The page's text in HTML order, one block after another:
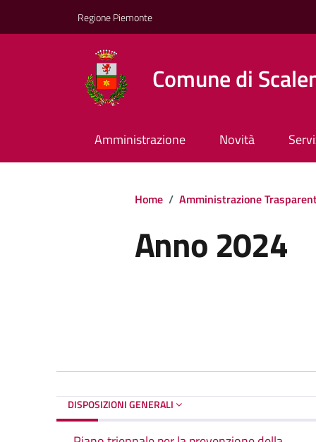
Regione Piemonte
Comune di
Amministrazione Novità
Home / Amministrazione
Anno 2024
DISPOSIZIONI GENERALI